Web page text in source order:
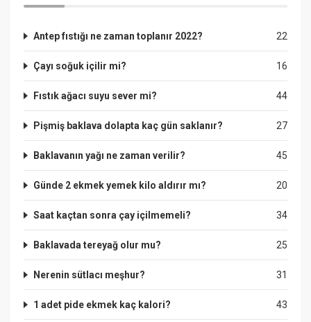
22
Antep fıstığı ne zaman toplanır 2022?
16
Çayı soğuk içilir mi?
44
Fıstık ağacı suyu sever mi?
27
Pişmiş baklava dolapta kaç gün saklanır?
45
Baklavanın yağı ne zaman verilir?
20
Günde 2 ekmek yemek kilo aldırır mı?
34
Saat kaçtan sonra çay içilmemeli?
25
Baklavada tereyağ olur mu?
31
Nerenin sütlacı meşhur?
43
1 adet pide ekmek kaç kalori?